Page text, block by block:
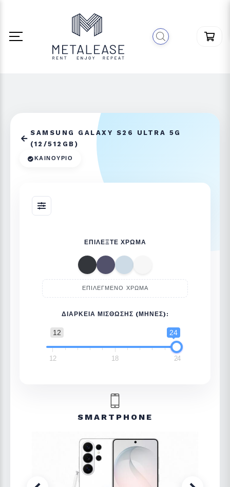
SAMSUNG GALAXY S26 ULTRA 5G
(12/512GB)
ΚΑΙΝΟΎΡΙΟ
ΕΠΙΛΈΞΤΕ ΧΡΏΜΑ
ΕΠΙΛΕΓΜΈΝΟ ΧΡΏΜΑ
ΔΙΆΡΚΕΙΑ ΜΊΣΘΩΣΗΣ (ΜΉΝΕΣ):
12 24
12 18 24
SMARTPHONE